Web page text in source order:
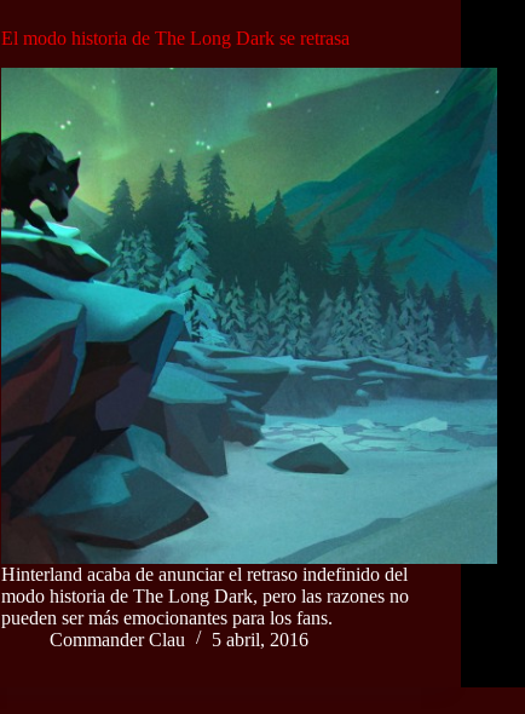
El modo historia de The Long Dark se retrasa
Hinterland acaba de anunciar el retraso indefinido del
modo historia de The Long Dark, pero las razones no
pueden ser más emocionantes para los fans.
Commander Clau
5 abril, 2016